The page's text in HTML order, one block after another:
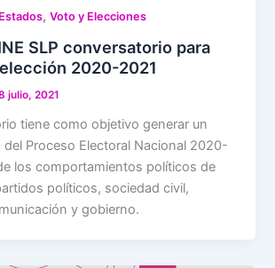
Estados,Voto y Elecciones
SLP conversatorio para
2020-2021
julio, 2021
tiene como objetivo generar un
del Proceso Electoral Nacional 2020-
los comportamientos políticos de
políticos, sociedad civil,
y gobierno.